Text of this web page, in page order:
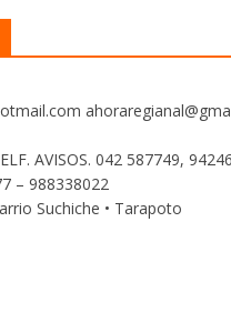
AVISOS. 042 587749,
– 988338022
Suchiche • Tarapoto